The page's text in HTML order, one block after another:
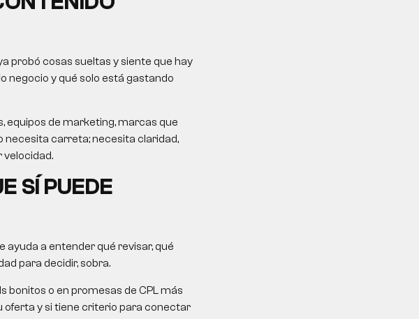
probó cosas sueltas y siente que hay
negocio y qué solo está gastando
equipos de marketing, marcas que
necesita carreta; necesita claridad,
SÍ PUEDE
ayuda a entender qué revisar, qué
para decidir, sobra.
bonitos o en promesas de CPL más
oferta y si tiene criterio para conectar